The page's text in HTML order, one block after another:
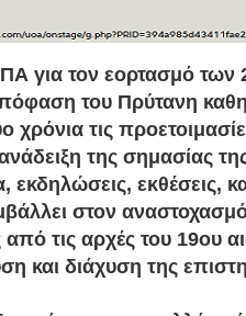
για τον εορτασμό
του Πρύτανη
χρόνια τις
της σημασίας
εκδηλώσεις, εκθέσεις,
στον
από τις αρχές του
και διάχυση της